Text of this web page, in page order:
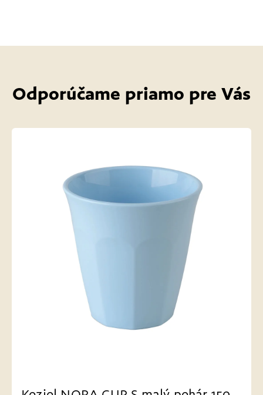
Odporúčame priamo pre Vás